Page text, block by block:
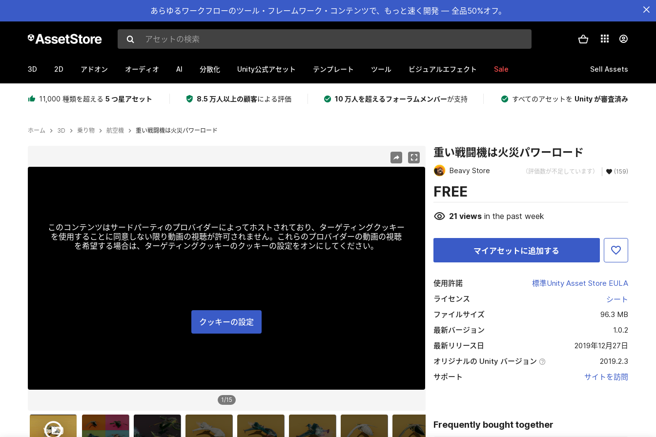
あらゆるワークフローのツール・フレームワーク・コンテンツで、もっと速く開発 — 全品50%オフ。
アセットの検索
3D 2D アドオン オーディオ AI 分散化 Unity公式アセット テンプレート ツール ビジュアルエフェクト Sale Sell Assets
11,000 種類を超える 5 つ星アセット 8.5 万人以上の顧客による評価 10 万人を超えるフォーラムメンバーが支持 すべてのアセットを Unity が審査済み
ホーム 3D 乗り物 航空機 重い戦闘機は火災パワーロード
このコンテンツはサードパーティのプロバイダーによってホストされており、ターゲティングクッキー
を使用することに同意しない限り動画の視聴が許可されません。これらのプロバイダーの動画の視聴
を希望する場合は、ターゲティングクッキーのクッキーの設定をオンにしてください。
クッキーの設定
1/15
重い戦闘機は火災パワーロード
Beavy Store （評価数が不足しています） (159)
FREE
21 viewsin the past week
マイアセットに追加する
使用許諾
標準Unity Asset Store EULA
ライセンス
シート
ファイルサイズ
96.3 MB
最新バージョン
1.0.2
最新リリース日
2019年12月27日
オリジナルの Unity バージョン
2019.2.3
サポート
サイトを訪問
Frequently bought together